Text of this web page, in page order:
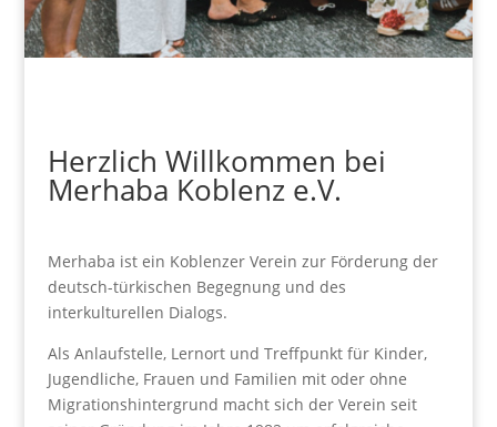
Herzlich Willkommen bei
Merhaba Koblenz e.V.
Merhaba ist ein Koblenzer Verein zur Förderung der
deutsch-türkischen Begegnung und des
interkulturellen Dialogs.
Als Anlaufstelle, Lernort und Treffpunkt für Kinder,
Jugendliche, Frauen und Familien mit oder ohne
Migrationshintergrund macht sich der Verein seit